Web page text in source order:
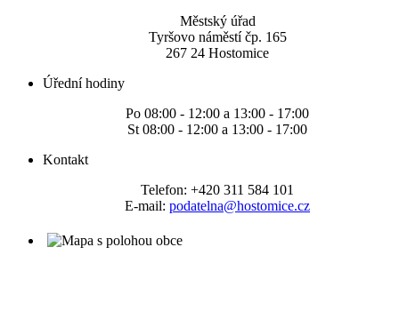
Městský úřad
Tyršovo náměstí čp. 165
267 24 Hostomice
Úřední hodiny
Po 08:00 - 12:00 a 13:00 - 17:00
St 08:00 - 12:00 a 13:00 - 17:00
Kontakt
Telefon: +420 311 584 101
E-mail: podatelna@hostomice.cz